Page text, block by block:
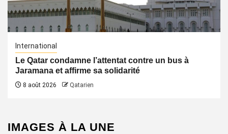
International
Le Qatar condamne l’attentat contre un bus à
Jaramana et affirme sa solidarité
8 août 2026 Qatarien
IMAGES À LA UNE